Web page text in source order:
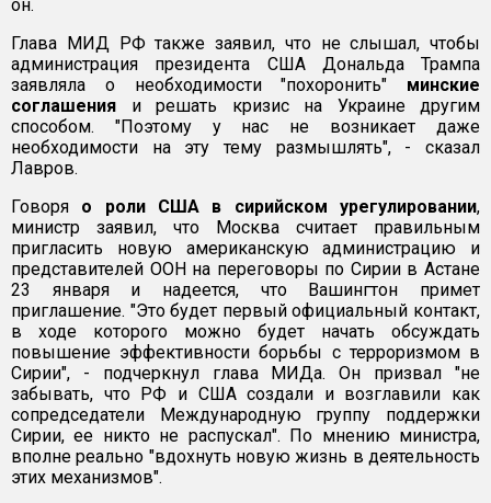
он.
Глава МИД РФ также заявил, что не слышал, чтобы
администрация президента США Дональда Трампа
заявляла о необходимости "похоронить" минские
соглашения и решать кризис на Украине другим
способом. "Поэтому у нас не возникает даже
необходимости на эту тему размышлять", - сказал
Лавров.
Говоря о роли США в сирийском урегулировании,
министр заявил, что Москва считает правильным
пригласить новую американскую администрацию и
представителей ООН на переговоры по Сирии в Астане
23 января и надеется, что Вашингтон примет
приглашение. "Это будет первый официальный контакт,
в ходе которого можно будет начать обсуждать
повышение эффективности борьбы с терроризмом в
Сирии", - подчеркнул глава МИДа. Он призвал "не
забывать, что РФ и США создали и возглавили как
сопредседатели Международную группу поддержки
Сирии, ее никто не распускал". По мнению министра,
вполне реально "вдохнуть новую жизнь в деятельность
этих механизмов".